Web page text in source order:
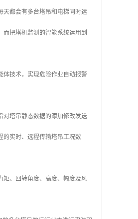
天都会有多台塔吊和电梯同时运
把塔机监测的智能系统运用到
体技术，实现危险作业自动报警
对塔吊静态数据的添加修改发送
的实时、远程传输塔吊工况数
矩、回转角度、高度、幅度及风